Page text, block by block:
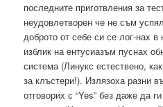
последните приготвления за
неудовлетворен че не съм
доброто от себе си се лог-нах
изблик на ентусиазъм пуснах
система (Линукс естествено,
за клъстери!). Излязоха разни
отговорих с “Yes” без даже да